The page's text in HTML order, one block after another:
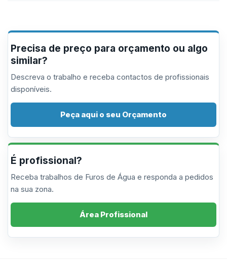
Precisa de preço para orçamento ou algo
similar?
Descreva o trabalho e receba contactos de profissionais
disponíveis.
Peça aqui o seu Orçamento
É profissional?
Receba trabalhos de Furos de Água e responda a pedidos
na sua zona.
Área Profissional